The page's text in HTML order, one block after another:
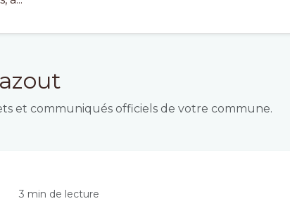
et communiqués officiels de votre commune.
3 min de lecture